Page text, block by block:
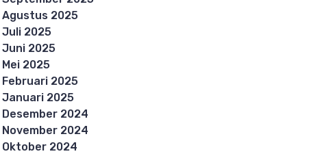
Agustus 2025
Juli 2025
Juni 2025
Mei 2025
Februari 2025
Januari 2025
Desember 2024
November 2024
Oktober 2024